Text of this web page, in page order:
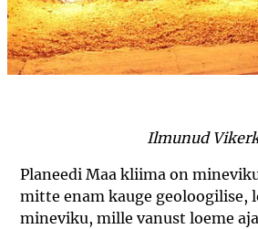
Ilmunud
Planeedi Maa kliima on
mitte enam kauge geoloogilise,
mineviku, mille vanust loeme